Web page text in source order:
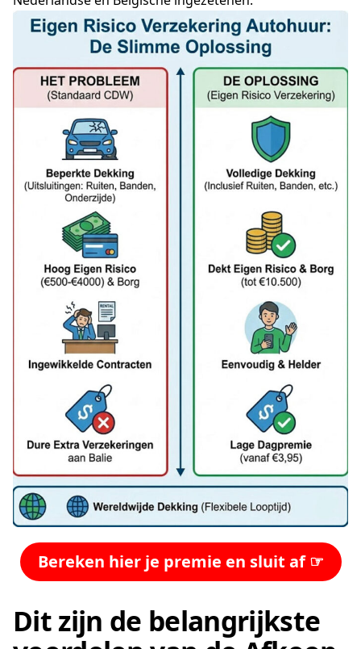
Bereken hier je premie en sluit af ☞
Dit zijn de belangrijkste